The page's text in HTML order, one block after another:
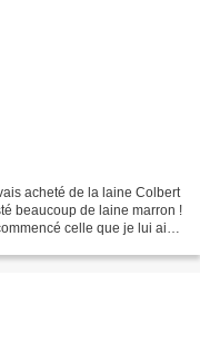
acheté de la laine Colbert
beaucoup de laine marron !
celle que je lui ai